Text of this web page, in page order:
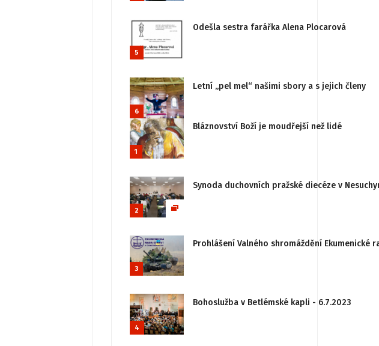
5
Odešla sestra farářka Alena Plocarová
6
Letní „pel mel“ našimi sbory a s jejich členy
1
Bláznovství Boží je moudřejší než lidé
2
Synoda duchovních pražské diecéze v
3
Prohlášení Valného shromáždění
4
Bohoslužba v Betlémské kapli - 6.7.2023